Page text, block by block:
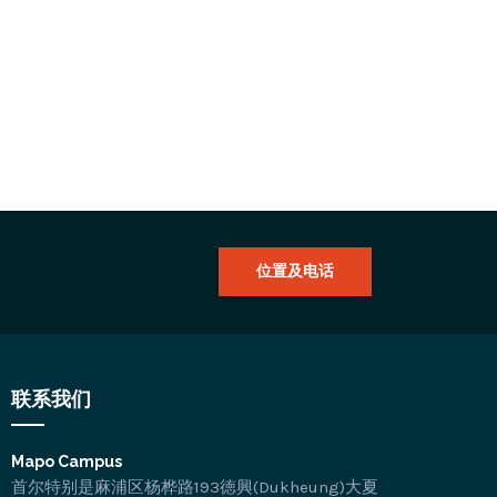
位置及电话
联系我们
Mapo Campus
首尔特别是麻浦区杨桦路193徳興(Dukheung)大夏